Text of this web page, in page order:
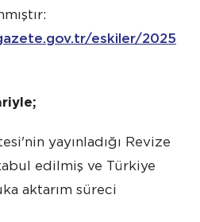
eskiler/2025/
yayınladığı Revize
edilmiş ve Türkiye
aktarım süreci